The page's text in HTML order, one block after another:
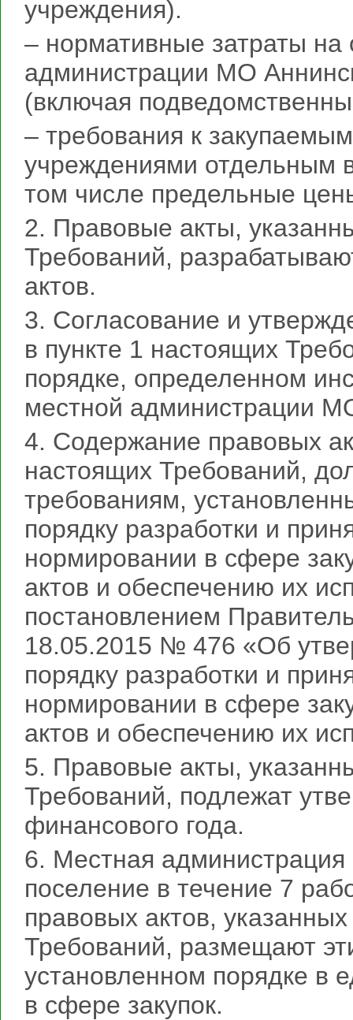
учреждения).
– нормативные затраты
администрации МО
(включая
– требования к
учреждениями отдельным
том числе предельные
2. Правовые акты,
Требований,
актов.
3. Согласование и
в пункте 1 настоящих
порядке, определенном
местной администрации
4. Содержание правовых
настоящих Требований,
требованиям,
порядку разработки и
нормировании в сфере
актов и обеспечению их
постановлением
18.05.2015 № 476 «Об
порядку разработки и
нормировании в сфере
актов и обеспечению их
5. Правовые акты,
Требований, подлежат
финансового года.
6. Местная
поселение в течение 7
правовых актов,
Требований, размещают
установленном порядке в
в сфере закупок.